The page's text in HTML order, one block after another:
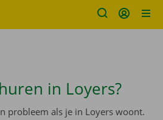
in Loyers?
probleem als je in Loyers woont.